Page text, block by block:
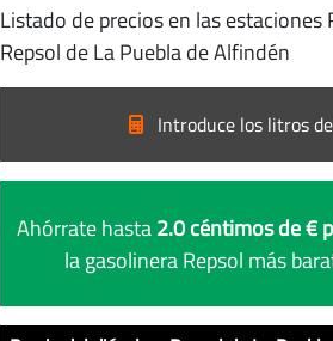
Listado de precios en las
Repsol de La Puebla de Alfindén
Introduce los litros
Ahórrate hasta2.0 céntimos de €
la gasolinera Repsol más